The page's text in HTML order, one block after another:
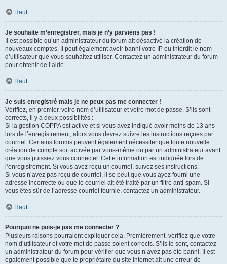
Haut
Je souhaite m’enregistrer, mais je n’y parviens pas !
Il est possible qu’un administrateur du forum ait désactivé la création de
nouveaux comptes. Il peut également avoir banni votre IP ou interdit le nom
d’utilisateur que vous souhaitez utiliser. Contactez un administrateur du forum
pour obtenir de l’aide.
Haut
Je suis enregistré mais je ne peux pas me connecter !
Vérifiez, en premier, votre nom d’utilisateur et votre mot de passe. S’ils sont
corrects, il y a deux possibilités :
Si la gestion COPPA est active et si vous avez indiqué avoir moins de 13 ans
lors de l’enregistrement, alors vous devrez suivre les instructions reçues par
courriel. Certains forums peuvent également nécessiter que toute nouvelle
création de compte soit activée par vous-même ou par un administrateur avant
que vous puissiez vous connecter. Cette information est indiquée lors de
l’enregistrement. Si vous avez reçu un courriel, suivez ses instructions.
Si vous n’avez pas reçu de courriel, il se peut que vous ayez fourni une
adresse incorrecte ou que le courriel ait été traité par un filtre anti-spam. Si
vous êtes sûr de l’adresse courriel fournie, contactez un administrateur.
Haut
Pourquoi ne puis-je pas me connecter ?
Plusieurs raisons pourraient expliquer cela. Premièrement, vérifiez que votre
nom d’utilisateur et votre mot de passe soient corrects. S’ils le sont, contactez
un administrateur du forum pour vérifier que vous n’avez pas été banni. Il est
également possible que le propriétaire du site Internet ait une erreur de